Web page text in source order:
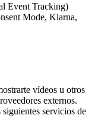
Event Tracking)
Mode, Klarna,
vídeos u otros
externos.
servicios de